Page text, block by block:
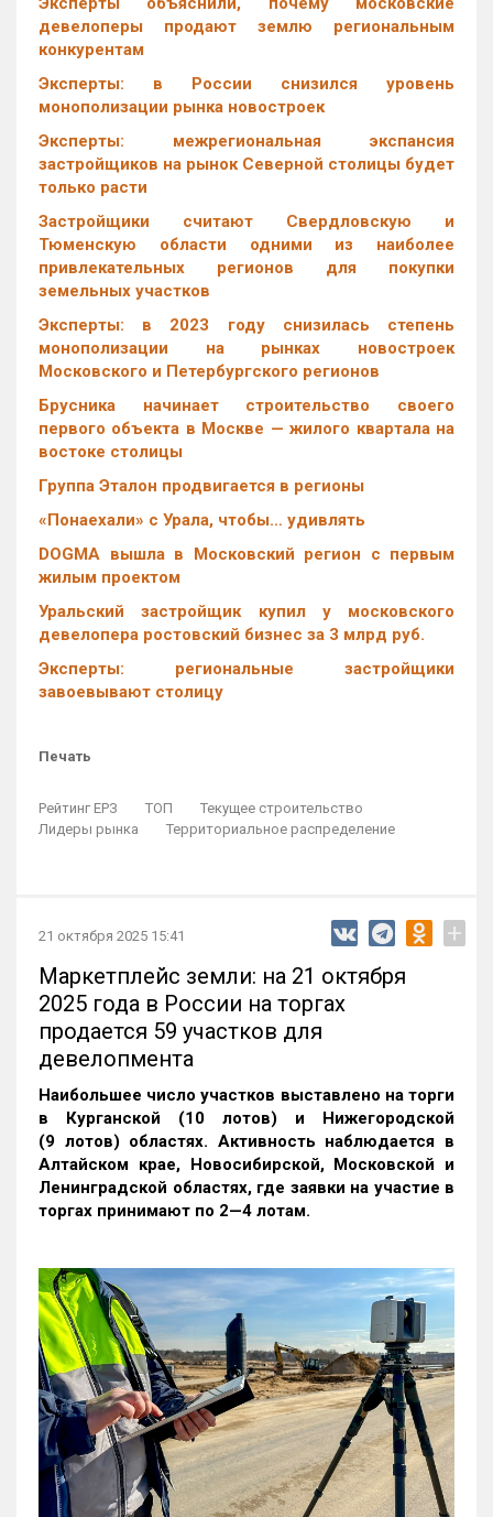
девелоперы продают землю региональным
конкурентам
Эксперты: в России снизился уровень
монополизации рынка новостроек
Эксперты: межрегиональная экспансия
застройщиков на рынок Северной столицы будет
только расти
Застройщики считают Свердловскую и
Тюменскую области одними из наиболее
привлекательных регионов для покупки
земельных участков
Эксперты: в 2023 году снизилась степень
монополизации на рынках новостроек
Московского и Петербургского регионов
Брусника начинает строительство своего
первого объекта в Москве — жилого квартала на
востоке столицы
Группа Эталон продвигается в регионы
«Понаехали» с Урала, чтобы… удивлять
DOGMA вышла в Московский регион с первым
жилым проектом
Уральский застройщик купил у московского
девелопера ростовский бизнес за 3 млрд руб.
Эксперты: региональные застройщики
завоевывают столицу
Печать
Рейтинг ЕРЗ ТОП
Текущее строительство
Лидеры рынка
Территориальное распределение
21 октября 2025 15:41 +
Маркетплейс земли: на 21 октября
2025 года в России на торгах
продается 59 участков для
девелопмента
Наибольшее число участков выставлено на торги
в Курганской (10 лотов) и Нижегородской
(9 лотов) областях. Активность наблюдается в
Алтайском крае, Новосибирской, Московской и
Ленинградской областях, где заявки на участие в
торгах принимают по 2—4 лотам.